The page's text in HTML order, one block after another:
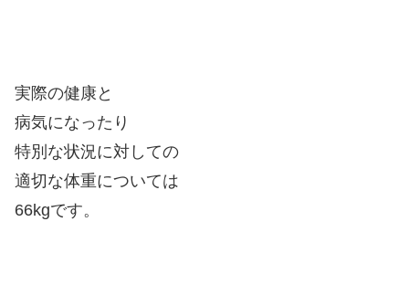
実際の健康と
病気になったり
特別な状況に対しての
適切な体重については
66kgです。